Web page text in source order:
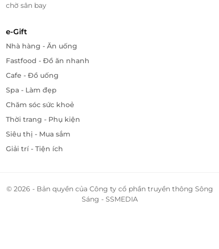
chờ sân bay
e-Gift
Nhà hàng - Ăn uống
Fastfood - Đồ ăn nhanh
Cafe - Đồ uống
Spa - Làm đẹp
Chăm sóc sức khoẻ
Thời trang - Phụ kiện
Siêu thị - Mua sắm
Giải trí - Tiện ích
© 2026 - Bản quyền của Công ty cổ phần truyền thông Sông
Sáng - SSMEDIA